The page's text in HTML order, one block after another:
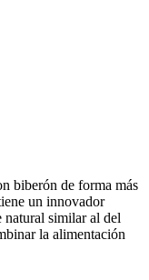
biberón de forma más
un innovador
natural similar al del
la alimentación